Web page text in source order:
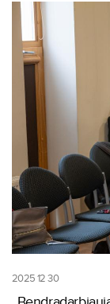
2025 12 30